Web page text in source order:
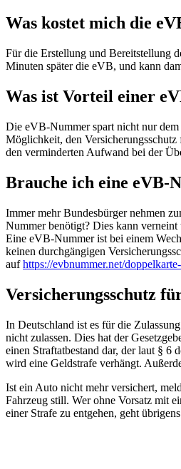
Was kostet mich die
Für die Erstellung und Bereitstellung
Minuten später die eVB, und kann
Was ist Vorteil einer
Die eVB-Nummer spart nicht nur
Möglichkeit, den Versicherungsschutz
den verminderten Aufwand bei der
Brauche ich eine eVB-
Immer mehr Bundesbürger nehmen
Nummer benötigt? Dies kann
Eine eVB-Nummer ist bei einem
keinen durchgängigen
aufhttps://evbnummer.net/
Versicherungsschutz
In Deutschland ist es für die
nicht zulassen. Dies hat der
einen Straftatbestand dar, der laut § 6
wird eine Geldstrafe verhängt.
Ist ein Auto nicht mehr versichert,
Fahrzeug still. Wer ohne Vorsatz mit
einer Strafe zu entgehen, geht